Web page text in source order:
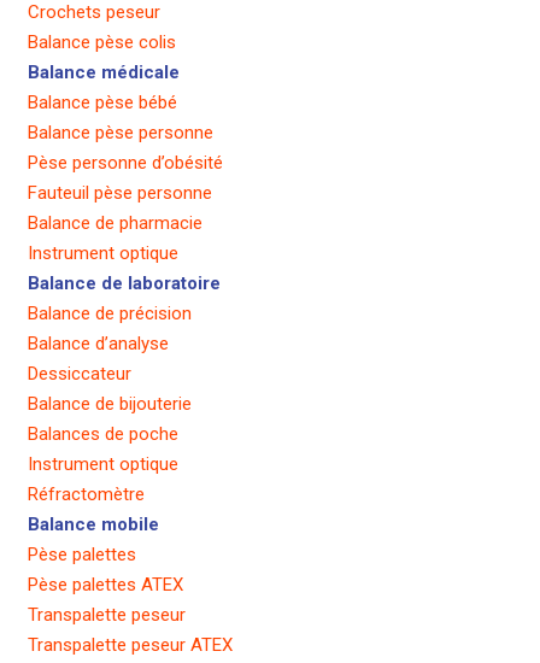
Crochets peseur
Balance pèse colis
Balance médicale
Balance pèse bébé
Balance pèse personne
Pèse personne d’obésité
Fauteuil pèse personne
Balance de pharmacie
Instrument optique
Balance de laboratoire
Balance de précision
Balance d’analyse
Dessiccateur
Balance de bijouterie
Balances de poche
Instrument optique
Réfractomètre
Balance mobile
Pèse palettes
Pèse palettes ATEX
Transpalette peseur
Transpalette peseur ATEX